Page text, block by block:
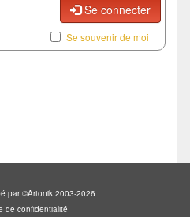
Se connecter
Se souvenir de moi
par ©Artonik 2003-2026
de confidentialité